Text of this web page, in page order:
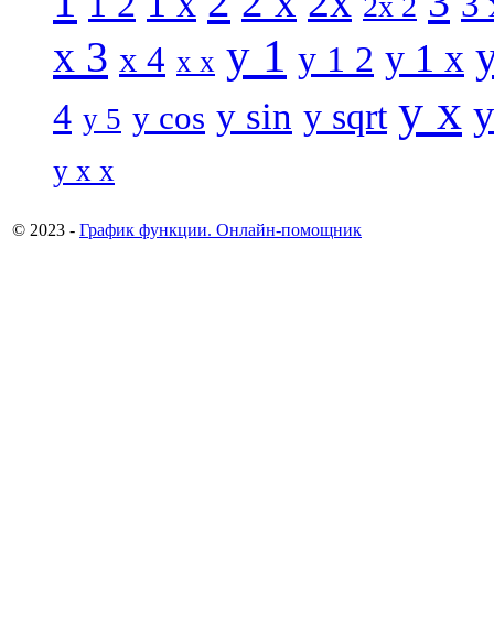
x 3 x 4 x x y 1 y 1 2 y 1 x
4 y 5 y cos y sin y sqrt y x
y x x
© 2023 - График функции. Онлайн-помощник